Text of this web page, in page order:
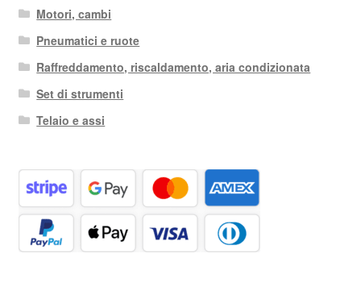
Motori, cambi
Pneumatici e ruote
Raffreddamento, riscaldamento, aria condizionata
Set di strumenti
Telaio e assi